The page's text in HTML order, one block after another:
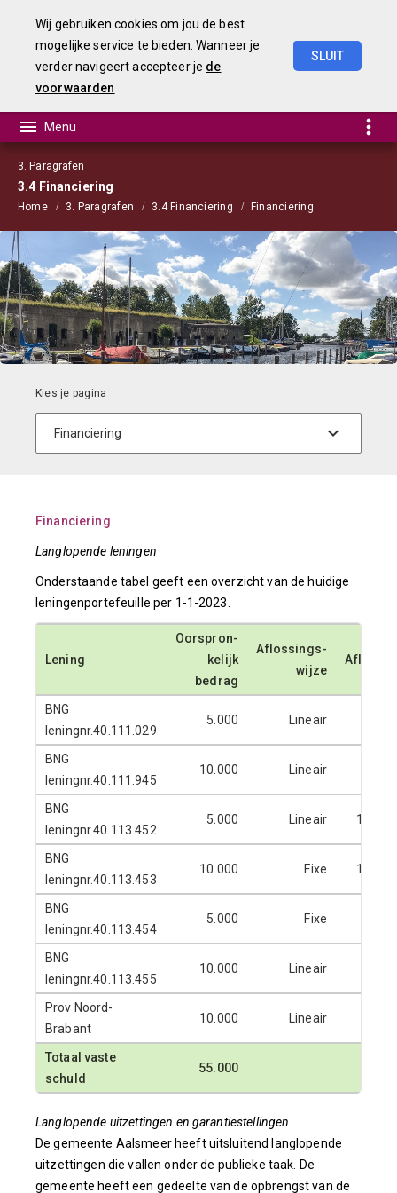
Wij gebruiken cookies om jou de best
mogelijke service te bieden. Wanneer je
verder navigeert accepteer je de
voorwaarden
SLUIT
3. Paragrafen
3.4 Financiering
Home 3. Paragrafen 3.4 Financiering Financiering
Financiering
Langlopende leningen
Onderstaande tabel geeft een overzicht van de huidige
leningenportefeuille per 1-1-2023.
Lening
Oorspron-
kelijk
bedrag
Aflossings-
wijze
BNG
leningnr.40.111.029
5.000 Lineair
BNG
leningnr.40.111.945
10.000 Lineair
BNG
leningnr.40.113.452
5.000 Lineair 16-12-
BNG
leningnr.40.113.453
10.000 Fixe 16-12-
BNG
leningnr.40.113.454
5.000 Fixe
BNG
leningnr.40.113.455
10.000 Lineair
Prov Noord-
Brabant
10.000 Lineair
Totaal vaste
schuld
55.000
Langlopende uitzettingen en garantiestellingen
De gemeente Aalsmeer heeft uitsluitend langlopende
uitzettingen die vallen onder de publieke taak. De
gemeente heeft een gedeelte van de opbrengst van de